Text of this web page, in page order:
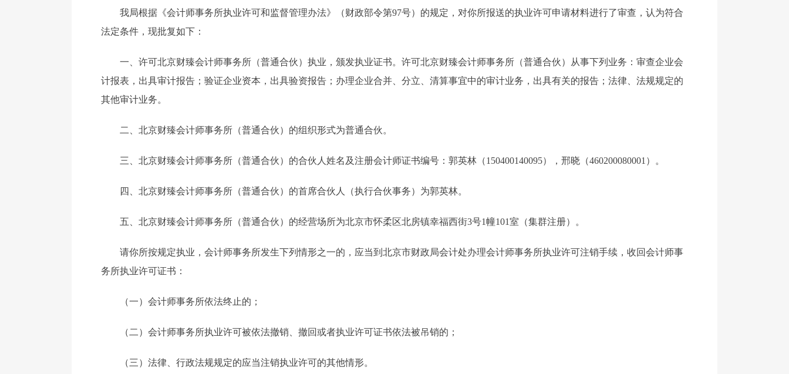
我局根据《会计师事务所执业许可和监督管理办法》（财政部令第97号）的规定，对你所报送的执业许可申请材料进行了审查，认为符合
法定条件，现批复如下：
一、许可北京财臻会计师事务所（普通合伙）执业，颁发执业证书。许可北京财臻会计师事务所（普通合伙）从事下列业务：审查企业会
计报表，出具审计报告；验证企业资本，出具验资报告；办理企业合并、分立、清算事宜中的审计业务，出具有关的报告；法律、法规规定的
其他审计业务。
二、北京财臻会计师事务所（普通合伙）的组织形式为普通合伙。
三、北京财臻会计师事务所（普通合伙）的合伙人姓名及注册会计师证书编号：郭英林（150400140095），邢晓（460200080001）。
四、北京财臻会计师事务所（普通合伙）的首席合伙人（执行合伙事务）为郭英林。
五、北京财臻会计师事务所（普通合伙）的经营场所为北京市怀柔区北房镇幸福西街3号1幢101室（集群注册）。
请你所按规定执业，会计师事务所发生下列情形之一的，应当到北京市财政局会计处办理会计师事务所执业许可注销手续，收回会计师事
务所执业许可证书：
（一）会计师事务所依法终止的；
（二）会计师事务所执业许可被依法撤销、撤回或者执业许可证书依法被吊销的；
（三）法律、行政法规规定的应当注销执业许可的其他情形。